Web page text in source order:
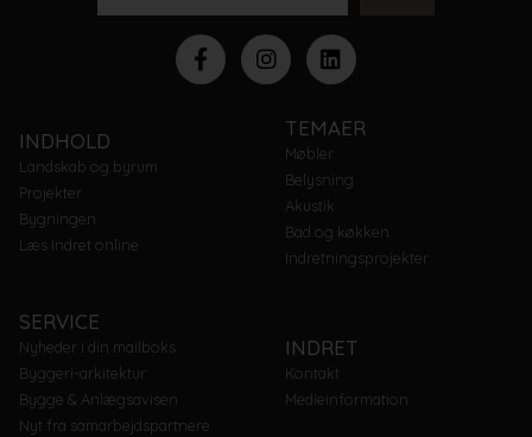
INDHOLD
Landskab og byrum
Projekter
Bygningen
Læs Indret online
TEMAER
Møbler
Belysning
Akustik
Bad og køkken
Indretningsprojekter
SERVICE
Nyheder i din mailboks
Byggeri-arkitektur
Bygge & Anlægsavisen
Nyt fra samarbejdspartnere
INDRET
Kontakt
Medieinformation